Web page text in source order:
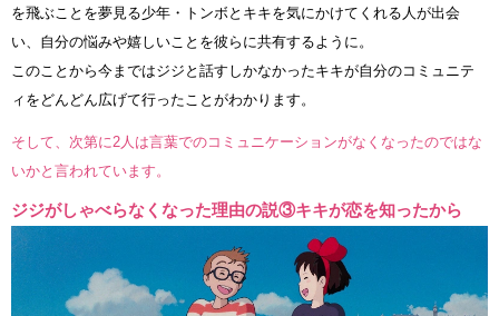
を飛ぶことを夢見る少年・トンボとキキを気にかけてくれる人が出会
い、自分の悩みや嬉しいことを彼らに共有するように。
このことから今まではジジと話すしかなかったキキが自分のコミュニテ
ィをどんどん広げて行ったことがわかります。
そして、次第に2人は言葉でのコミュニケーションがなくなったのではな
いかと言われています。
ジジがしゃべらなくなった理由の説③キキが恋を知ったから